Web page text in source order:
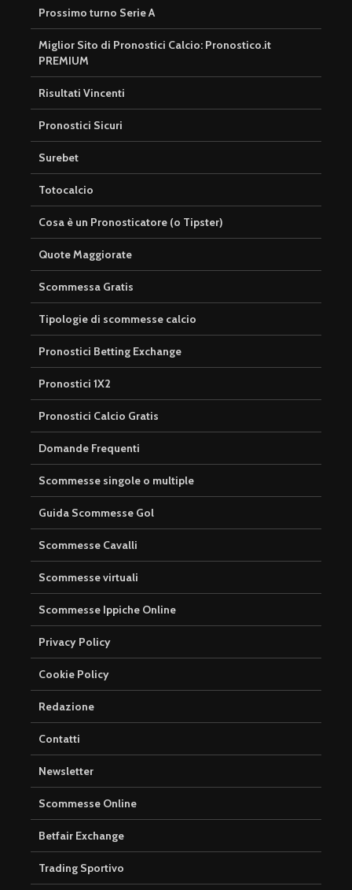
Prossimo turno Serie A
Miglior Sito di Pronostici Calcio: Pronostico.it
PREMIUM
Risultati Vincenti
Pronostici Sicuri
Surebet
Totocalcio
Cosa è un Pronosticatore (o Tipster)
Quote Maggiorate
Scommessa Gratis
Tipologie di scommesse calcio
Pronostici Betting Exchange
Pronostici 1X2
Pronostici Calcio Gratis
Domande Frequenti
Scommesse singole o multiple
Guida Scommesse Gol
Scommesse Cavalli
Scommesse virtuali
Scommesse Ippiche Online
Privacy Policy
Cookie Policy
Redazione
Contatti
Newsletter
Scommesse Online
Betfair Exchange
Trading Sportivo